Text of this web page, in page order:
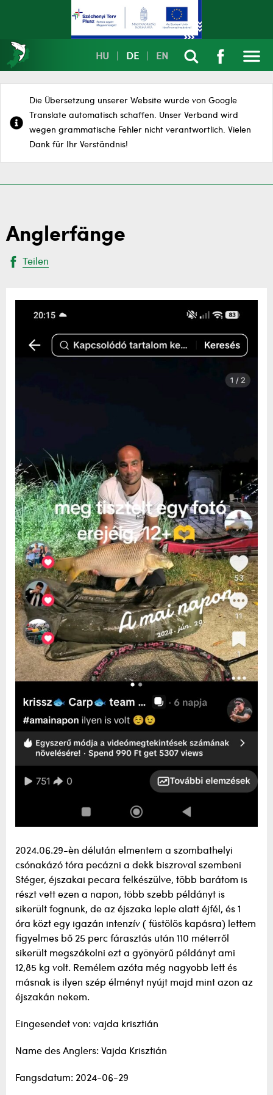
HU DE EN
Die Übersetzung unserer Website wurde von Google
Translate automatisch schaffen. Unser Verband wird
wegen grammatische Fehler nicht verantwortlich. Vielen
Dank für Ihr Verständnis!
Anglerfänge
Teilen
2024.06.29-èn délután elmentem a szombathelyi
csónakázó tóra pecázni a dekk biszroval szembeni
Stéger, éjszakai pecara felkészülve, több barátom is
részt vett ezen a napon, több szebb példányt is
sikerült fognunk, de az éjszaka leple alatt éjfél, és 1
óra közt egy igazán intenzív ( füstölös kapásra) lettem
figyelmes bő 25 perc fárasztás után 110 méterről
sikerült megszákolni ezt a gyönyörű példányt ami
12,85 kg volt. Remélem azóta még nagyobb lett és
másnak is ilyen szép élményt nyújt majd mint azon az
éjszakán nekem.
Eingesendet von: vajda krisztián
Name des Anglers: Vajda Krisztián
Fangsdatum: 2024-06-29